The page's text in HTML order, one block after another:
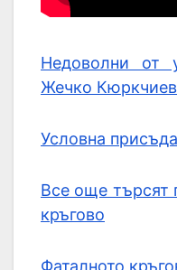
Недоволни от
Жечко Кюркчиев
Условна
Все още търсят
кръгово
Фаталното